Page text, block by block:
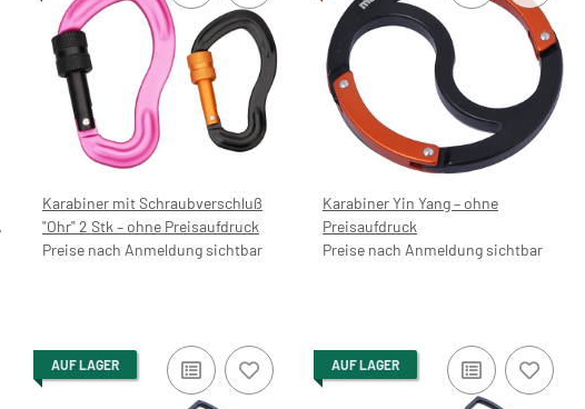
Karabiner mit Schraubverschluß
"Ohr" 2 Stk – ohne Preisaufdruck
Preise nach Anmeldung sichtbar
Karabiner Yin Yang – ohne
Preisaufdruck
Preise nach Anmeldung sichtbar
AUF LAGER AUF LAGER